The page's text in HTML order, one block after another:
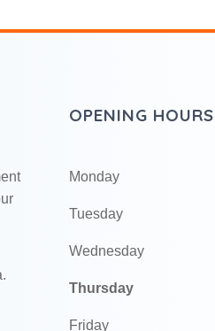
OPENING HOURS
Monday
Tuesday
Wednesday
Thursday
Friday